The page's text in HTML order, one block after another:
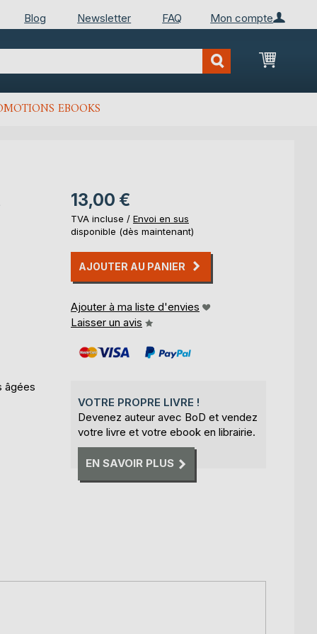
Mon compte
Blog Newsletter FAQ
Mon
EBOOKS
âgées
13,00 €
TVA incluse / Envoi en sus
disponible (dès maintenant)
AJOUTER AU PANIER
Ajouter à ma liste d'envies
Laisser un avis
VOTRE PROPRE LIVRE !
Devenez auteur avec BoD et vendez
votre livre et votre ebook en librairie.
EN SAVOIR PLUS